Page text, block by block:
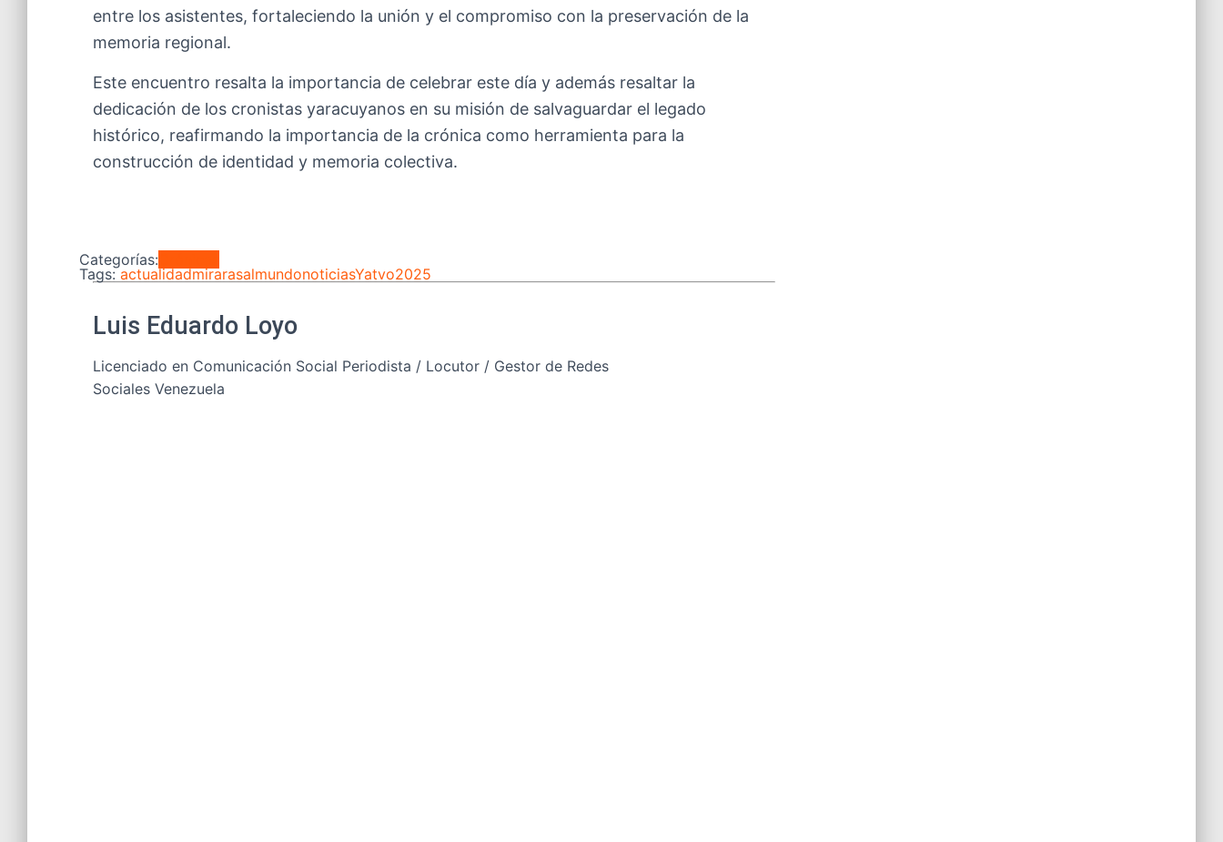
entre los asistentes, fortaleciendo la unión y el compromiso con la preservación de la
memoria regional.
Este encuentro resalta la importancia de celebrar este día y además resaltar la
dedicación de los cronistas yaracuyanos en su misión de salvaguardar el legado
histórico, reafirmando la importancia de la crónica como herramienta para la
construcción de identidad y memoria colectiva.
Categorías:
Tags:actualidadmirarasalmundonoticiasYatvo2025
Luis Eduardo Loyo
Licenciado en Comunicación Social Periodista / Locutor / Gestor de Redes
Sociales Venezuela